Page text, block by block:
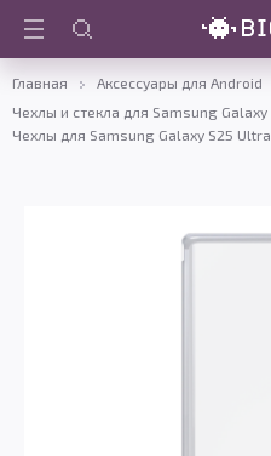
Главная
Аксессуары для Android
Чехлы и стекла для Samsung Galaxy
Чехлы для Samsung Galaxy S25 Ultra